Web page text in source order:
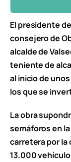
El presidente
consejero de
alcalde de
teniente de
al inicio de
los que se
La obra
semáforos en
carretera por la
13.000